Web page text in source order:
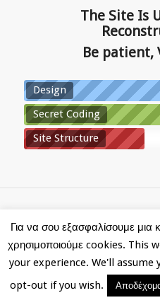
The Site Is
Be patient,
Design
Secret Coding
Site Structure
Για να σου εξασφαλίσουμε μια
χρησιμοποιούμε cookies. This
your experience. We'll
opt-out if you wish.